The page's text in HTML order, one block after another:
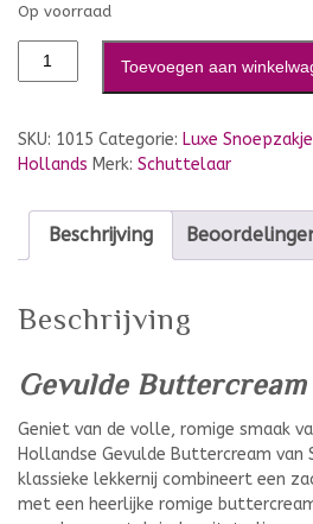
Op voorraad
Toevoegen aan
SKU: 1015 Categorie: Luxe
Hollands Merk: Schuttelaar
Beschrijving
Beschrijving
Gevulde
Geniet van de volle, romige smaak
Hollandse Gevulde Buttercream van
klassieke lekkernij combineert een
met een heerlijke romige